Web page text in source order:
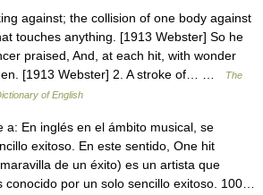
against; the collision of one body against
touches anything. [1913 Webster] So he
praised, And, at each hit, with wonder
[1913 Webster] 2. A stroke of… …
The
of English
En inglés en el ámbito musical, se
exitoso. En este sentido, One hit
de un éxito) es un artista que
conocido por un solo sencillo exitoso. 100…